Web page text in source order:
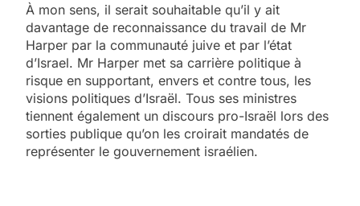
À mon sens, il serait souhaitable qu’il y ait
davantage de reconnaissance du travail de Mr
Harper par la communauté juive et par l’état
d’Israel. Mr Harper met sa carrière politique à
risque en supportant, envers et contre tous, les
visions politiques d’Israël. Tous ses ministres
tiennent également un discours pro-Israël lors des
sorties publique qu’on les croirait mandatés de
représenter le gouvernement israélien.